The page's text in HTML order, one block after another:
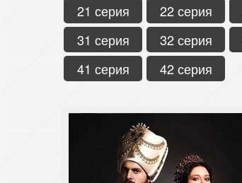
21 серия
22 серия
31 серия
32 серия
41 серия
42 серия